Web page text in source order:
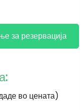
за резервација
во цената)